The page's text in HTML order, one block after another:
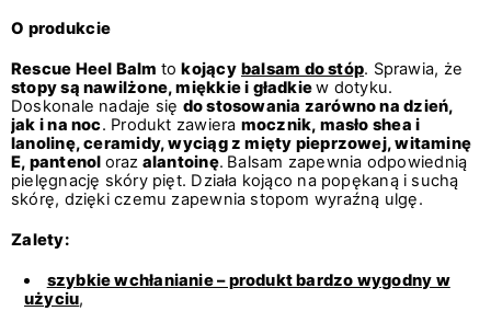
O produkcie
Rescue Heel Balm to kojący balsam do stóp. Sprawia, że
stopy są nawilżone, miękkie i gładkiew dotyku.
Doskonale nadaje się do stosowania zarówno na dzień,
jak i na noc. Produkt zawiera mocznik, masło shea i
lanolinę, ceramidy, wyciąg z mięty pieprzowej, witaminę
E, pantenol oraz alantoinę. Balsam zapewnia odpowiednią
pielęgnację skóry pięt. Działa kojąco na popękaną i suchą
skórę, dzięki czemu zapewnia stopom wyraźną ulgę.
Zalety:
szybkie wchłanianie – produkt bardzo wygodny w
użyciu,